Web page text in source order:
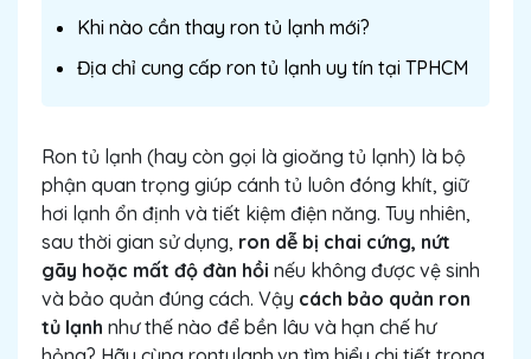
Khi nào cần thay ron tủ lạnh mới?
Địa chỉ cung cấp ron tủ lạnh uy tín tại TPHCM
Ron tủ lạnh (hay còn gọi là gioăng tủ lạnh) là bộ
phận quan trọng giúp cánh tủ luôn đóng khít, giữ
hơi lạnh ổn định và tiết kiệm điện năng. Tuy nhiên,
sau thời gian sử dụng, ron dễ bị chai cứng, nứt
gãy hoặc mất độ đàn hồi nếu không được vệ sinh
và bảo quản đúng cách. Vậy cách bảo quản ron
tủ lạnh như thế nào để bền lâu và hạn chế hư